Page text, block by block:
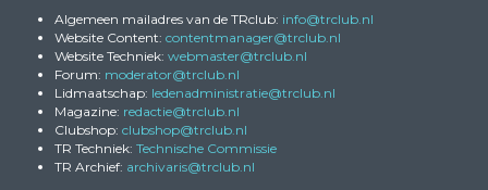
Algemeen mailadres van de TRclub: ofni@trclub.nl
Website Content: reganamtnetnoc@trclub.nl
Website Techniek: retsambew@trclub.nl
Forum: rotaredom@trclub.nl
Lidmaatschap: eitartsinimdanedel@trclub.nl
Magazine: eitcader@trclub.nl
Clubshop: pohsbulc@trclub.nl
TR Techniek: Technische Commissie
TR Archief: siravihcra@trclub.nl